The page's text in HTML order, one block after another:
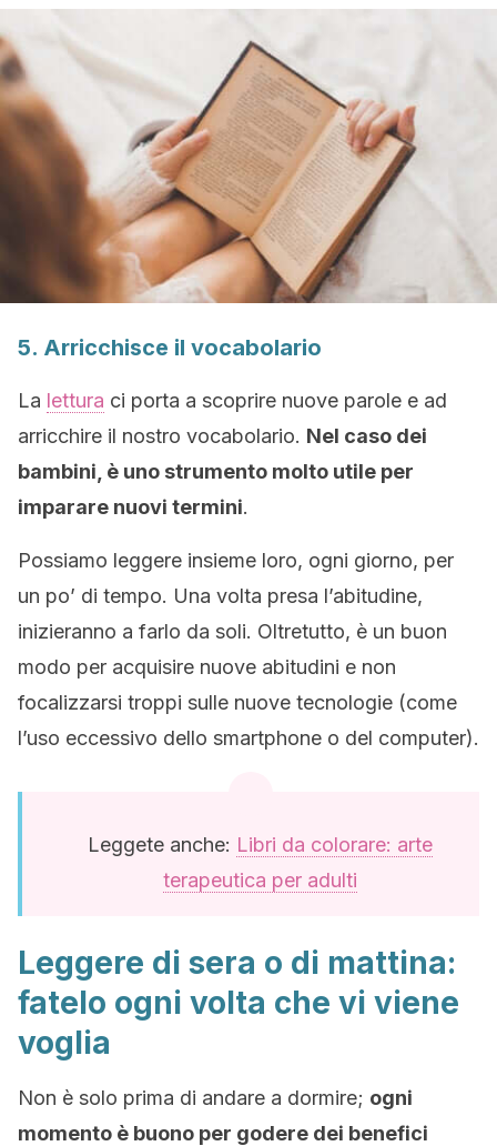
5. Arricchisce il vocabolario
La lettura ci porta a scoprire nuove parole e ad
arricchire il nostro vocabolario. Nel caso dei
bambini, è uno strumento molto utile per
imparare nuovi termini.
Possiamo leggere insieme loro, ogni giorno, per
un po’ di tempo. Una volta presa l’abitudine,
inizieranno a farlo da soli. Oltretutto, è un buon
modo per acquisire nuove abitudini e non
focalizzarsi troppi sulle nuove tecnologie (come
l’uso eccessivo dello smartphone o del computer).
Leggete anche: Libri da colorare: arte
terapeutica per adulti
Leggere di sera o di mattina:
fatelo ogni volta che vi viene
voglia
Non è solo prima di andare a dormire; ogni
momento è buono per godere dei benefici